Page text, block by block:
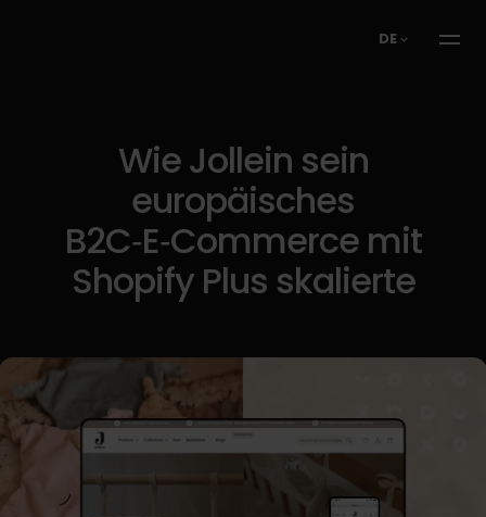
DE
Wie Jollein sein
europäisches
B2C‑E‑Commerce mit
Shopify Plus skalierte